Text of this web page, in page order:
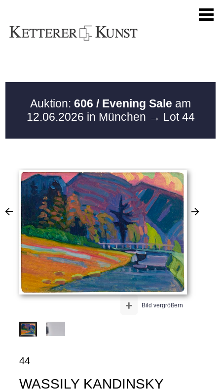
Auktion: 606 / Evening Sale am
12.06.2026 in München → Lot 44
Bild vergrößern
+
44
WASSILY KANDINSKY